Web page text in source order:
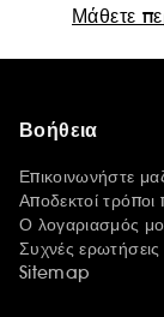
Μάθετε
Βοήθεια
Επικοινωνήστε
Αποδεκτοί
Ο λογαριασμός
Συχνές ερωτήσεις
Sitemap